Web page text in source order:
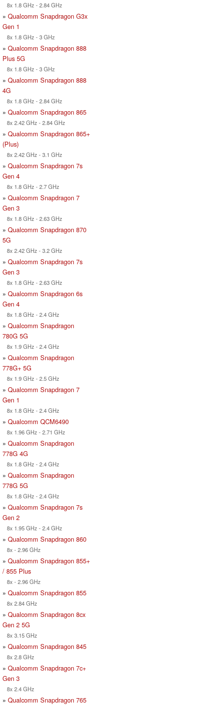
8x 1.8 GHz - 2.84 GHz
» Qualcomm Snapdragon G3x
Gen 1
8x 1.8 GHz - 3 GHz
» Qualcomm Snapdragon 888
Plus 5G
8x 1.8 GHz - 3 GHz
» Qualcomm Snapdragon 888
4G
8x 1.8 GHz - 2.84 GHz
» Qualcomm Snapdragon 865
8x 2.42 GHz - 2.84 GHz
» Qualcomm Snapdragon 865+
(Plus)
8x 2.42 GHz - 3.1 GHz
» Qualcomm Snapdragon 7s
Gen 4
8x 1.8 GHz - 2.7 GHz
» Qualcomm Snapdragon 7
Gen 3
8x 1.8 GHz - 2.63 GHz
» Qualcomm Snapdragon 870
5G
8x 2.42 GHz - 3.2 GHz
» Qualcomm Snapdragon 7s
Gen 3
8x 1.8 GHz - 2.63 GHz
» Qualcomm Snapdragon 6s
Gen 4
8x 1.8 GHz - 2.4 GHz
» Qualcomm Snapdragon
780G 5G
8x 1.9 GHz - 2.4 GHz
» Qualcomm Snapdragon
778G+ 5G
8x 1.9 GHz - 2.5 GHz
» Qualcomm Snapdragon 7
Gen 1
8x 1.8 GHz - 2.4 GHz
» Qualcomm QCM6490
8x 1.96 GHz - 2.71 GHz
» Qualcomm Snapdragon
778G 4G
8x 1.8 GHz - 2.4 GHz
» Qualcomm Snapdragon
778G 5G
8x 1.8 GHz - 2.4 GHz
» Qualcomm Snapdragon 7s
Gen 2
8x 1.95 GHz - 2.4 GHz
» Qualcomm Snapdragon 860
8x - 2.96 GHz
» Qualcomm Snapdragon 855+
/ 855 Plus
8x - 2.96 GHz
» Qualcomm Snapdragon 855
8x 2.84 GHz
» Qualcomm Snapdragon 8cx
Gen 2 5G
8x 3.15 GHz
» Qualcomm Snapdragon 845
8x 2.8 GHz
» Qualcomm Snapdragon 7c+
Gen 3
8x 2.4 GHz
» Qualcomm Snapdragon 765